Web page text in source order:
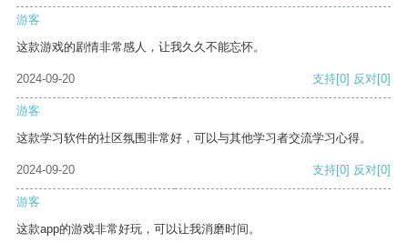
游客
这款游戏的剧情非常感人，让我久久不能忘怀。
2024-09-20 支持[0] 反对[0]
游客
这款学习软件的社区氛围非常好，可以与其他学习者交流学习心得。
2024-09-20 支持[0] 反对[0]
游客
这款app的游戏非常好玩，可以让我消磨时间。